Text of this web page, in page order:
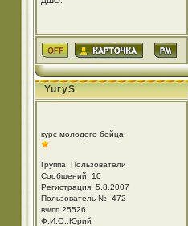
YuryS
курс молодого бойца
Группа: Пользователи
Сообщений: 10
Регистрация: 5.8.2007
Пользователь №: 472
вч/пп 25526
Ф.И.О.:Юрий